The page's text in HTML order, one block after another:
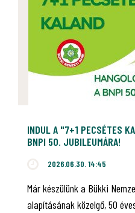
INDUL A "7+1 PECSÉTES
BNPI 50. JUBILEUMÁRA!
2026.06.30. 14:45
Már készülünk a Bükki
alapításának közelgő, 50